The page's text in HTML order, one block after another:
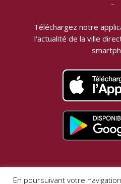
‾
Téléchargez notre
l'actualité de la ville
MENTIONS LÉGALES |
En poursuivant votre